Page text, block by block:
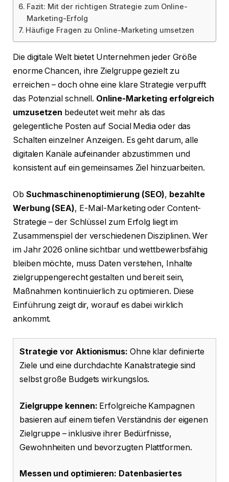
Fazit: Mit der richtigen Strategie zum Online-
Marketing-Erfolg
Häufige Fragen zu Online-Marketing umsetzen
Die digitale Welt bietet Unternehmen jeder Größe
enorme Chancen, ihre Zielgruppe gezielt zu
erreichen – doch ohne eine klare Strategie verpufft
das Potenzial schnell. Online-Marketing erfolgreich
umzusetzen bedeutet weit mehr als das
gelegentliche Posten auf Social Media oder das
Schalten einzelner Anzeigen. Es geht darum, alle
digitalen Kanäle aufeinander abzustimmen und
konsistent auf ein gemeinsames Ziel hinzuarbeiten.
Ob Suchmaschinenoptimierung (SEO), bezahlte
Werbung (SEA), E-Mail-Marketing oder Content-
Strategie – der Schlüssel zum Erfolg liegt im
Zusammenspiel der verschiedenen Disziplinen. Wer
im Jahr 2026 online sichtbar und wettbewerbsfähig
bleiben möchte, muss Daten verstehen, Inhalte
zielgruppengerecht gestalten und bereit sein,
Maßnahmen kontinuierlich zu optimieren. Diese
Einführung zeigt dir, worauf es dabei wirklich
ankommt.
Strategie vor Aktionismus: Ohne klar definierte
Ziele und eine durchdachte Kanalstrategie sind
selbst große Budgets wirkungslos.
Zielgruppe kennen: Erfolgreiche Kampagnen
basieren auf einem tiefen Verständnis der eigenen
Zielgruppe – inklusive ihrer Bedürfnisse,
Gewohnheiten und bevorzugten Plattformen.
Messen und optimieren: Datenbasiertes